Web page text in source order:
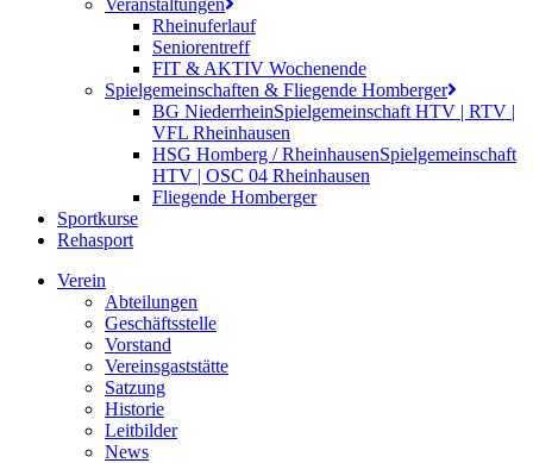
Veranstaltungen
Rheinuferlauf
Seniorentreff
FIT & AKTIV Wochenende
Spielgemeinschaften & Fliegende Homberger
BG NiederrheinSpielgemeinschaft HTV | RTV |
VFL Rheinhausen
HSG Homberg / RheinhausenSpielgemeinschaft
HTV | OSC 04 Rheinhausen
Fliegende Homberger
Sportkurse
Rehasport
Verein
Abteilungen
Geschäftsstelle
Vorstand
Vereinsgaststätte
Satzung
Historie
Leitbilder
News